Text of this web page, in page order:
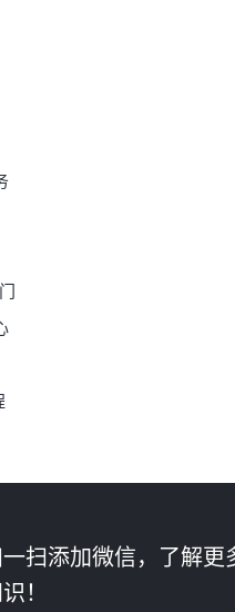
扫添加微信，了解更
！